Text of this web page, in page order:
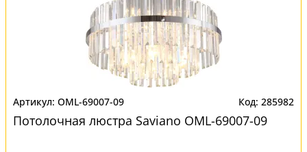
OML-69007-09 285982
Потолочная люстра Saviano OML-69007-09